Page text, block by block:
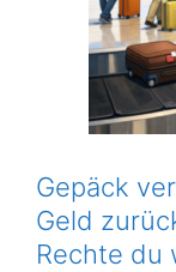
Gepäck
Geld
Rechte du